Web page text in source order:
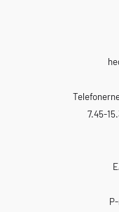
7.45-